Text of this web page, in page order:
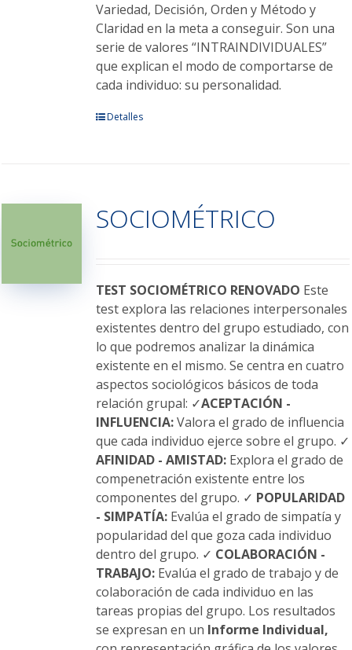
Variedad, Decisión, Orden y Método y
Claridad en la meta a conseguir. Son una
serie de valores “INTRAINDIVIDUALES”
que explican el modo de comportarse de
cada individuo: su personalidad.
Este
Las
opciones
elegir
en
la
página
de
producto
Detalles
SOCIOMÉTRICO
TEST SOCIOMÉTRICO RENOVADO Este
test explora las relaciones interpersonales
existentes dentro del grupo estudiado, con
lo que podremos analizar la dinámica
existente en el mismo. Se centra en cuatro
aspectos sociológicos básicos de toda
relación grupal: ✓ACEPTACIÓN -
INFLUENCIA:Valora el grado de influencia
que cada individuo ejerce sobre el grupo. ✓
AFINIDAD - AMISTAD:Explora el grado de
compenetración existente entre los
componentes del grupo. ✓ POPULARIDAD
- SIMPATÍA:Evalúa el grado de simpatía y
popularidad del que goza cada individuo
dentro del grupo. ✓ COLABORACIÓN -
TRABAJO:Evalúa el grado de trabajo y de
colaboración de cada individuo en las
tareas propias del grupo. Los resultados
se expresan en un Informe Individual,